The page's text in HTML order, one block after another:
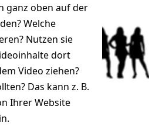
ganz oben auf der
Welche
Nutzen sie
dort
Video ziehen?
Das kann z. B.
Ihrer Website